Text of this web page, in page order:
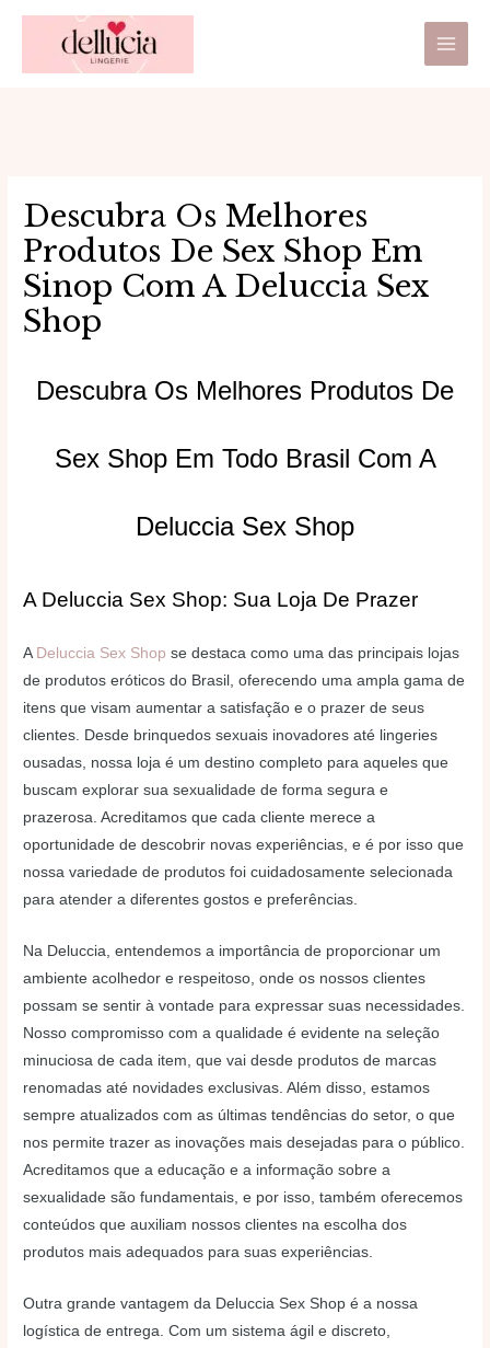
Main
Descubra Os Melhores
Produtos De Sex Shop Em
Sinop Com A Deluccia Sex
Shop
Descubra Os Melhores Produtos De
Sex Shop Em Todo Brasil Com A
Deluccia Sex Shop
A Deluccia Sex Shop: Sua Loja De Prazer
A Deluccia Sex Shop se destaca como uma das principais lojas
de produtos eróticos do Brasil, oferecendo uma ampla gama de
itens que visam aumentar a satisfação e o prazer de seus
clientes. Desde brinquedos sexuais inovadores até lingeries
ousadas, nossa loja é um destino completo para aqueles que
buscam explorar sua sexualidade de forma segura e
prazerosa. Acreditamos que cada cliente merece a
oportunidade de descobrir novas experiências, e é por isso que
nossa variedade de produtos foi cuidadosamente selecionada
para atender a diferentes gostos e preferências.
Na Deluccia, entendemos a importância de proporcionar um
ambiente acolhedor e respeitoso, onde os nossos clientes
possam se sentir à vontade para expressar suas necessidades.
Nosso compromisso com a qualidade é evidente na seleção
minuciosa de cada item, que vai desde produtos de marcas
renomadas até novidades exclusivas. Além disso, estamos
sempre atualizados com as últimas tendências do setor, o que
nos permite trazer as inovações mais desejadas para o público.
Acreditamos que a educação e a informação sobre a
sexualidade são fundamentais, e por isso, também oferecemos
conteúdos que auxiliam nossos clientes na escolha dos
produtos mais adequados para suas experiências.
Outra grande vantagem da Deluccia Sex Shop é a nossa
logística de entrega. Com um sistema ágil e discreto,